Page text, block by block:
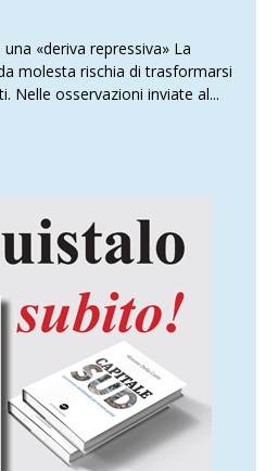
«deriva repressiva» La
molesta rischia di trasformarsi
Nelle osservazioni inviate al...